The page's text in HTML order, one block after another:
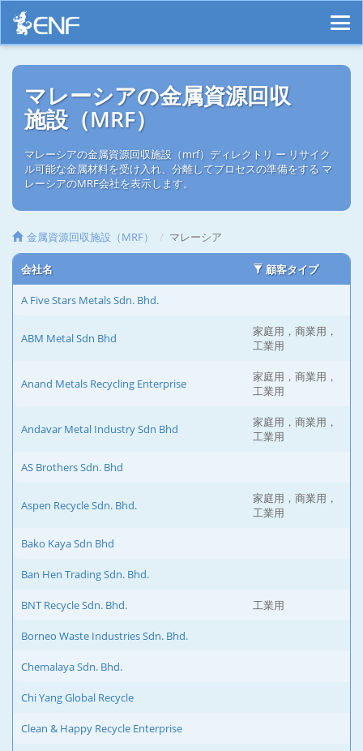
マレーシアの金属資源回収
施設（MRF）
マレーシアの金属資源回収施設（mrf）ディレクトリ ー リサイク
ル可能な金属材料を受け入れ、分離してプロセスの準備をする マ
レーシアのMRF会社を表示します。
金属資源回収施設（MRF） マレーシア
会社名 顧客タイプ
A Five Stars Metals Sdn. Bhd.
ABM Metal Sdn Bhd
家庭用，商業用，
工業用
Anand Metals Recycling Enterprise
家庭用，商業用，
工業用
Andavar Metal Industry Sdn Bhd
家庭用，商業用，
工業用
AS Brothers Sdn. Bhd
Aspen Recycle Sdn. Bhd.
家庭用，商業用，
工業用
Bako Kaya Sdn Bhd
Ban Hen Trading Sdn. Bhd.
BNT Recycle Sdn. Bhd. 工業用
Borneo Waste Industries Sdn. Bhd.
Chemalaya Sdn. Bhd.
Chi Yang Global Recycle
Clean & Happy Recycle Enterprise